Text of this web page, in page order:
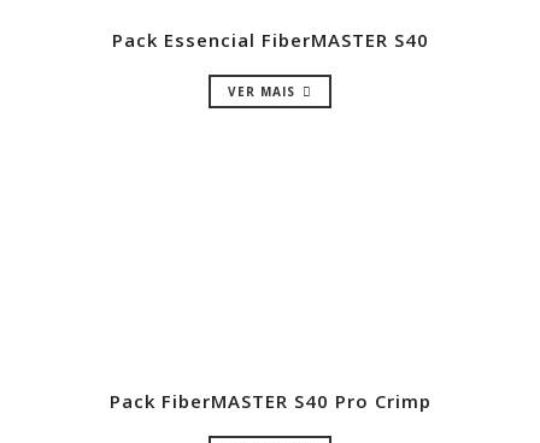
Pack Essencial FiberMASTER S40
VER MAIS
Pack FiberMASTER S40 Pro Crimp